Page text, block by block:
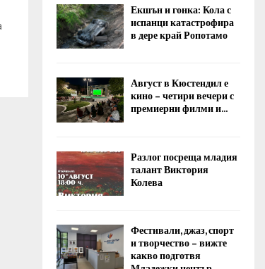
Екшън и гонка: Кола с
испанци катастрофира
в дере край Ропотамо
Август в Кюстендил е
кино – четири вечери с
премиерни филми и...
Разлог посреща младия
талант Виктория
Колева
Фестивали, джаз, спорт
и творчество – вижте
какво подготвя